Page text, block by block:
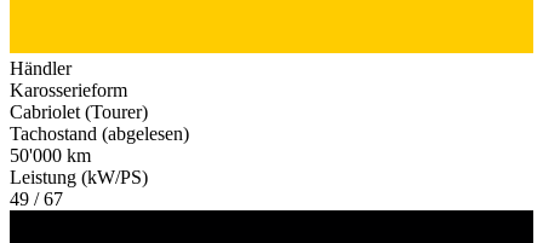
Händler
Karosserieform
Cabriolet (Tourer)
Tachostand (abgelesen)
50'000 km
Leistung (kW/PS)
49 / 67